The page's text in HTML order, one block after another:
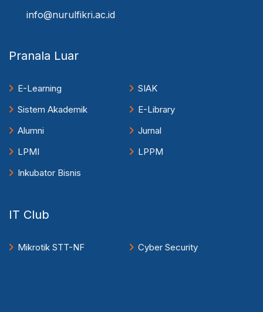
info@nurulfikri.ac.id
Pranala Luar
E-Learning
SIAK
Sistem Akademik
E-Library
Alumni
Jurnal
LPMI
LPPM
Inkubator Bisnis
IT Club
Mikrotik STT-NF Cyber Security